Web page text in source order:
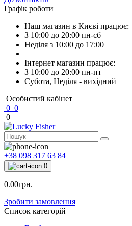
Графік роботи
Наш магазин в Києві працює:
З 10:00 до 20:00 пн-сб
Неділя з 10:00 до 17:00
Інтернет магазин працює:
З 10:00 до 20:00 пн-пт
Субота, Неділя - вихідний
Особистий кабінет
0 0
0
+38 098 317 63 84
0
0.00грн.
Зробити замовлення
Список категорій